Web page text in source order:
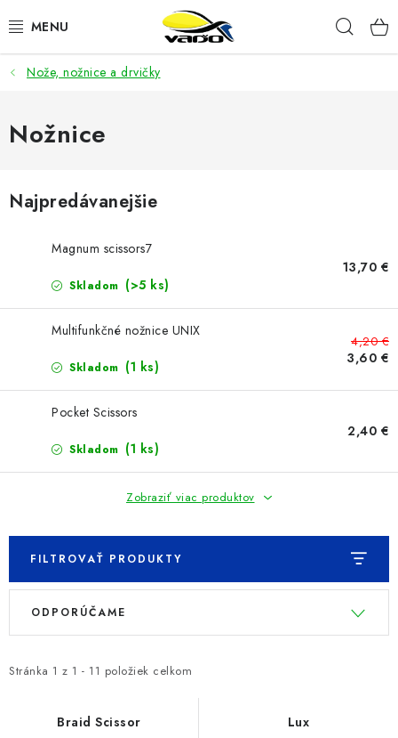
na
ŽIVÁ NÁSTRAHA
BIŽUTÉRIA
NÁSTRAHY A KRMIVÁ
PLAVÁKY
CAMPING
NAVIJAKY
PRÚTY
KONTAKTY
ZNAČKY
Navštívte našu predajňu vo Dvoroch nad Žitavou »
Nože, nožnice a drvičky
Nožnice
Najpredávanejšie
Magnum scissors7
Skladom (>5 ks)
13,70 €
Multifunkčné nožnice UNIX
Skladom (1 ks)
4,20 €
3,60 €
Pocket Scissors
Skladom (1 ks)
2,40 €
Zobraziť viac produktov
FILTROVAŤ PRODUKTY
V
i
Stránka 1 z 1 - 11 položiek celkom
R
e
ODPORÚČAME
Braid Scissor Lux